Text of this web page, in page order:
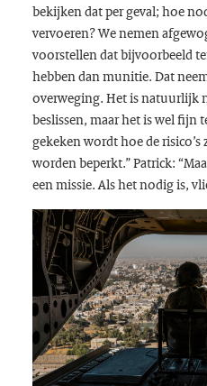
bekijken dat per geval; hoe
vervoeren? We nemen
voorstellen dat bijvoorbeeld
hebben dan munitie. Dat
overweging. Het is natuurlijk
beslissen, maar het is wel fijn
gekeken wordt hoe de
worden beperkt.” Patrick:
een missie. Als het nodig is,